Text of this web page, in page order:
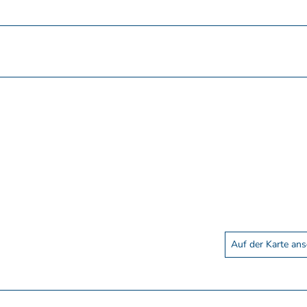
Auf der Karte